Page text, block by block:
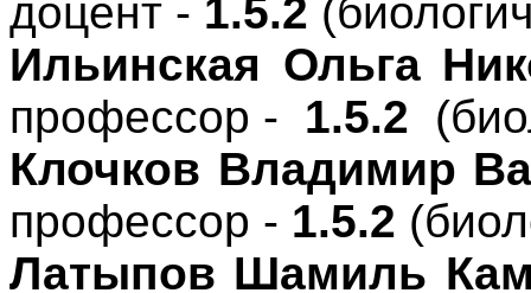
доцент - 1.5.2
Ильинская Ольга
профессор - 1.5.2
Клочков Владимир
профессор - 1.5.2
Латыпов Шамиль